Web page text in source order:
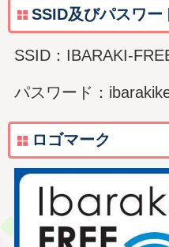
SSID及びパスワー
SSID：IBARAKI-
パスワード：
ロゴマーク